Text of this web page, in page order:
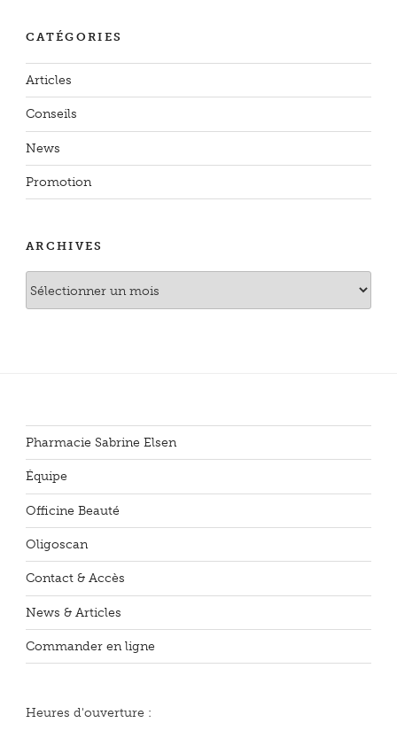
CATÉGORIES
Articles
Conseils
News
Promotion
ARCHIVES
Pharmacie Sabrine Elsen
Équipe
Officine Beauté
Oligoscan
Contact & Accès
News & Articles
Commander en ligne
Heures d'ouverture :